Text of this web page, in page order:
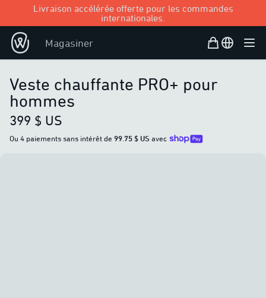
Livraison accélérée offerte pour les commandes
internationales.
Magasiner Panier d’achat
Open user
Veste chauffante PRO+ pour
hommes
399 $ US
Ou 4 paiements sans intérêt de 99.75 $ US avec